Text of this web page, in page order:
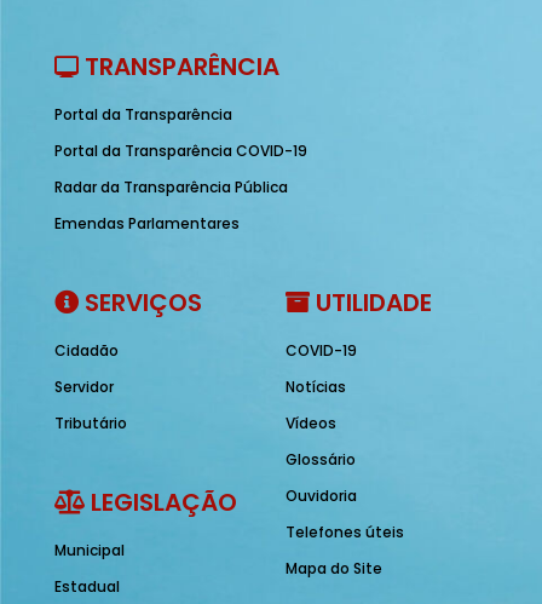
TRANSPARÊNCIA
Portal da Transparência
Portal da Transparência COVID-19
Radar da Transparência Pública
Emendas Parlamentares
SERVIÇOS
Cidadão
Servidor
Tributário
LEGISLAÇÃO
Municipal
Estadual
UTILIDADE
COVID-19
Notícias
Vídeos
Glossário
Ouvidoria
Telefones úteis
Mapa do Site